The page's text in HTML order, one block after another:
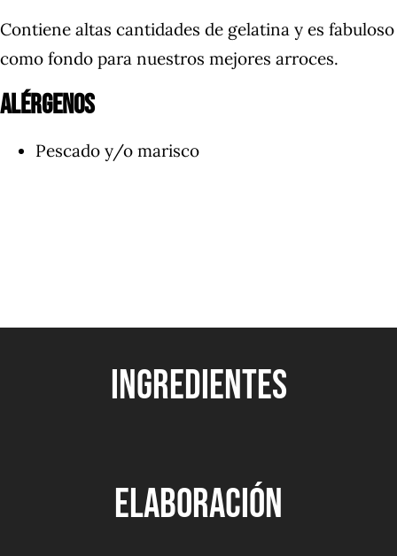
Contiene altas cantidades de gelatina y es fabuloso
como fondo para nuestros mejores arroces.
Alérgenos
Pescado y/o marisco
INGREDIENTES
ELABORACIÓN